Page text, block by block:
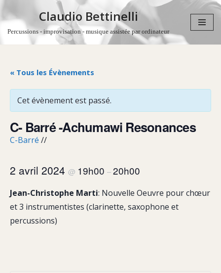
Aller
Claudio Bettinelli
Percussions - improvisation - musique assistée par ordinateur
« Tous les Évènements
Cet évènement est passé.
C- Barré -Achumawi Resonances
C-Barré //
2 avril 2024 @ 19h00 –20h00
Jean-Christophe Marti: Nouvelle Oeuvre pour chœur
et 3 instrumentistes (clarinette, saxophone et
percussions)